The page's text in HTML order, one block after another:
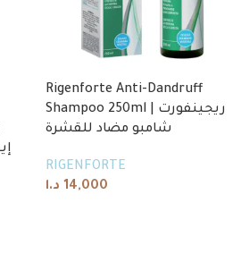
Rigenforte Anti-Dandruff
Shampoo 250ml | ريجينفورت
شامبو مضاد للقشرة
RIGENFORTE
14,000 د.ا